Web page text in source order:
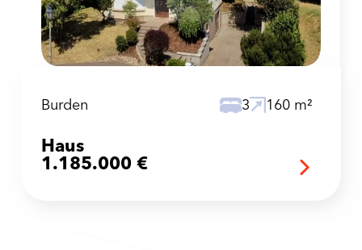
Burden 3 160 m²
Haus
1.185.000 €